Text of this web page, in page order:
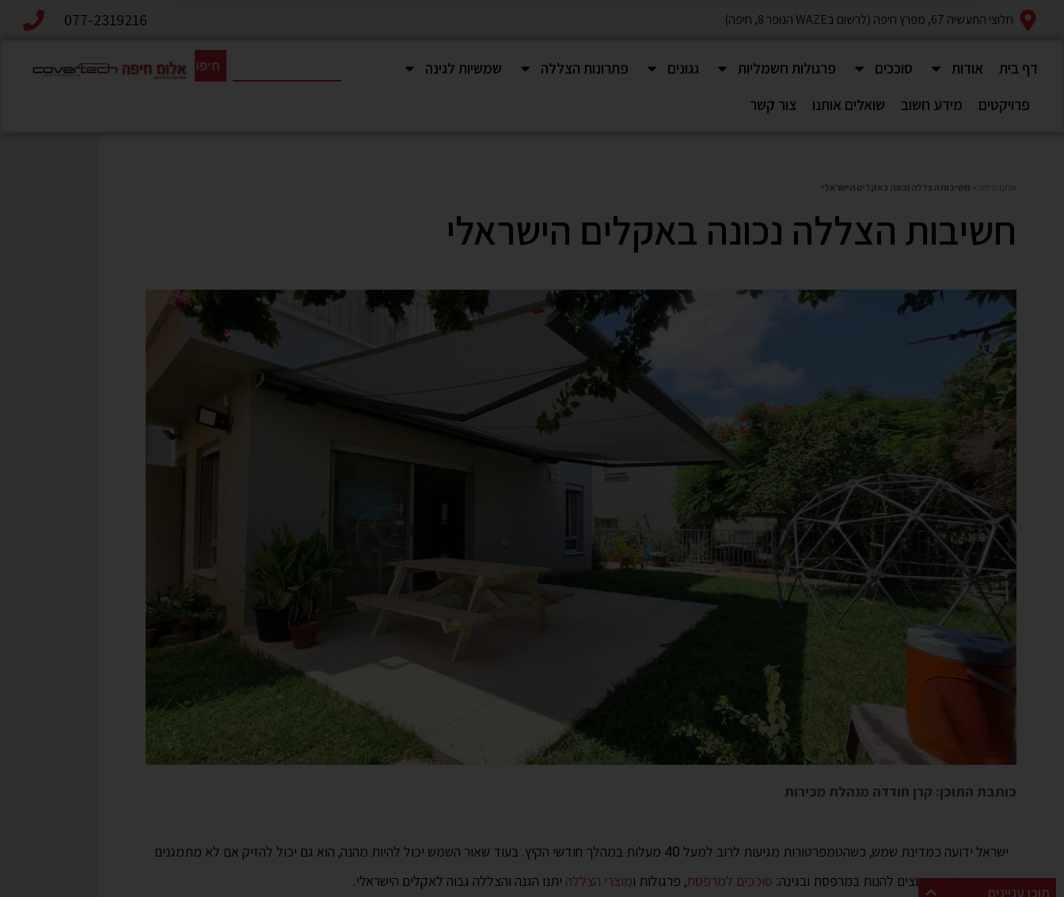
חלוצי התעשיה 67, מפרץ חיפה (לרשום בWAZE הנופר 8, חיפה) 077-2319216
דף בית אודות סוככים פרגולות חשמליות גגונים פתרונות הצללה
שמשיות לגינה
פרויקטים
מידע חשוב שואלים אותנו צור קשר
חיפוש
אלום חיפה חשיבות הצללה נכונה באקלים הישראלי
חשיבות הצללה נכונה באקלים הישראלי
תוכן עניינים
כותבת התוכן: קרן חודדה מנהלת מכירות
ישראל ידועה כמדינת שמש, כשהטמפרטורות מגיעות לרוב למעל 40 מעלות במהלך חודשי הקיץ. בעוד שאור השמש יכול להיות מהנה, הוא גם יכול להזיק אם לא מתמגנים
כראוי מפניו.וכשרוצים להנות במרפסת ובגינה: סוככים למרפסת, פרגולות ומוצרי הצללה יתנו הגנה והצללה גבוה לאקלים הישראלי.